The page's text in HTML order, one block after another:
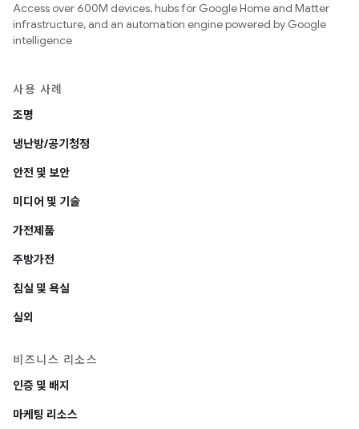
Access over 600M devices, hubs for Google Home and Matter
infrastructure, and an automation engine powered by Google
intelligence
사용 사례
조명
냉난방/공기청정
안전 및 보안
미디어 및 기술
가전제품
주방가전
침실 및 욕실
실외
비즈니스 리소스
인증 및 배지
마케팅 리소스